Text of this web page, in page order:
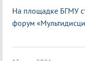
На площадке БГМУ
форум